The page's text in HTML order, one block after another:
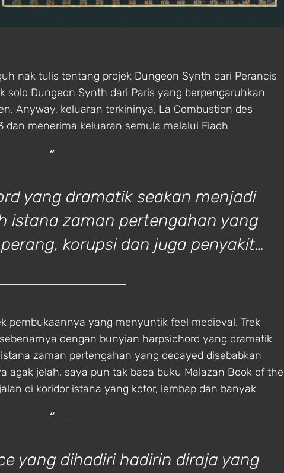
nak tulis tentang projek Dungeon Synth dari Perancis
solo Dungeon Synth dari Paris yang berpengaruhkan
Anyway, keluaran terkininya, La Combustion des
menerima keluaran semula melalui Fiadh
yang dramatik seakan menjadi
istana zaman pertengahan yang
korupsi dan juga penyakit…
pembukaannya yang menyuntik feel medieval. Trek
dengan bunyian harpsichord yang dramatik
zaman pertengahan yang decayed disebabkan
agak jelah, saya pun tak baca buku Malazan Book of the
di koridor istana yang kotor, lembap dan banyak
yang dihadiri hadirin diraja yang